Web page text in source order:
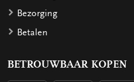
Bezorging
Betalen
BETROUWBAAR KOPEN